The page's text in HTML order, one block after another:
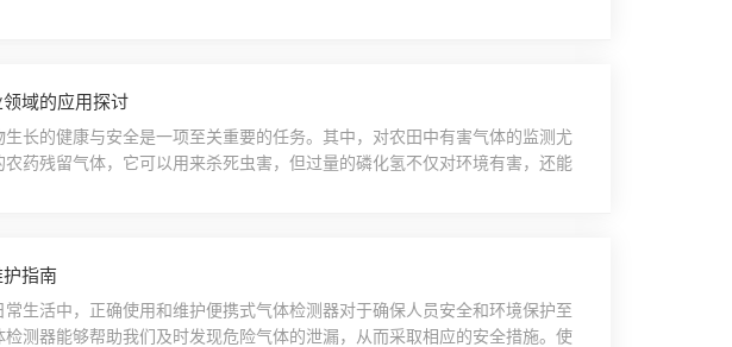
域的应用探讨
长的健康与安全是一项至关重要的任务。其中，对农田中有害气体的监测尤
药残留气体，它可以用来杀死虫害，但过量的磷化氢不仅对环境有害，还能
指南
生活中，正确使用和维护便携式气体检测器对于确保人员安全和环境保护至
测器能够帮助我们及时发现危险气体的泄漏，从而采取相应的安全措施。使